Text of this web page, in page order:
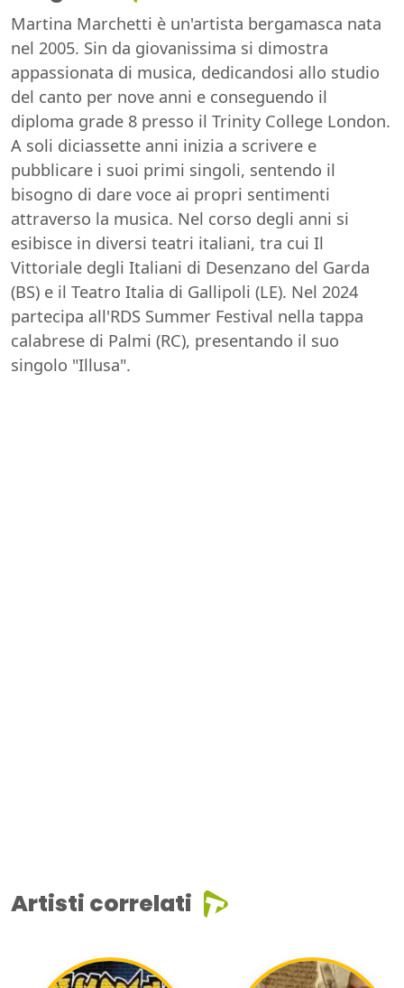
Martina Marchetti è un'artista bergamasca nata
nel 2005. Sin da giovanissima si dimostra
appassionata di musica, dedicandosi allo studio
del canto per nove anni e conseguendo il
diploma grade 8 presso il Trinity College London.
A soli diciassette anni inizia a scrivere e
pubblicare i suoi primi singoli, sentendo il
bisogno di dare voce ai propri sentimenti
attraverso la musica. Nel corso degli anni si
esibisce in diversi teatri italiani, tra cui Il
Vittoriale degli Italiani di Desenzano del Garda
(BS) e il Teatro Italia di Gallipoli (LE). Nel 2024
partecipa all'RDS Summer Festival nella tappa
calabrese di Palmi (RC), presentando il suo
singolo "Illusa".
Artisti correlati